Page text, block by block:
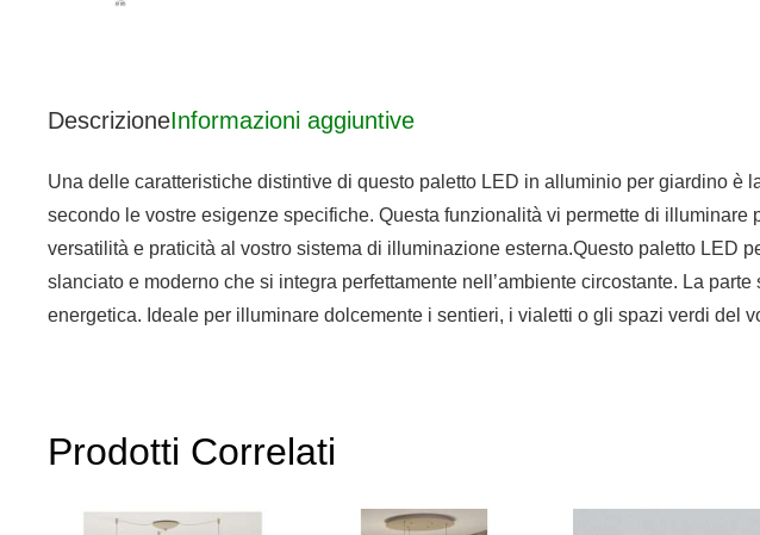
DescrizioneInformazioni aggiuntive
Una delle caratteristiche distintive di questo paletto LED in alluminio per giardino
secondo le vostre esigenze specifiche. Questa funzionalità vi permette di
versatilità e praticità al vostro sistema di illuminazione esterna.Questo paletto LED
slanciato e moderno che si integra perfettamente nell’ambiente circostante. La
energetica. Ideale per illuminare dolcemente i sentieri, i vialetti o gli spazi verdi del
Prodotti Correlati